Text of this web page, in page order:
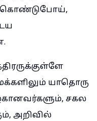
கொண்டுபோய்,
யாதொரு
சகல
அறிவில்